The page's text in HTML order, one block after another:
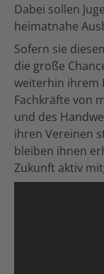
Dabei sollen
heimatnahe
Sofern sie
die große
weiterhin ihrem
Fachkräfte von
und des
ihren Vereinen
bleiben ihnen
Zukunft aktiv